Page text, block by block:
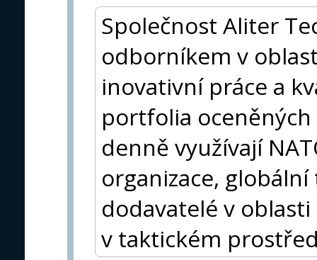
Společnost Aliter
odborníkem v
inovativní práce a
portfolia
denně využívají
organizace,
dodavatelé v
v taktickém